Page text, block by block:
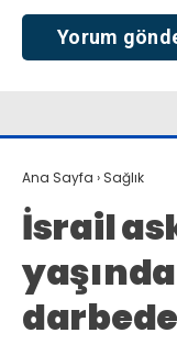
Ana Sayfa › Sağlık
İsrail